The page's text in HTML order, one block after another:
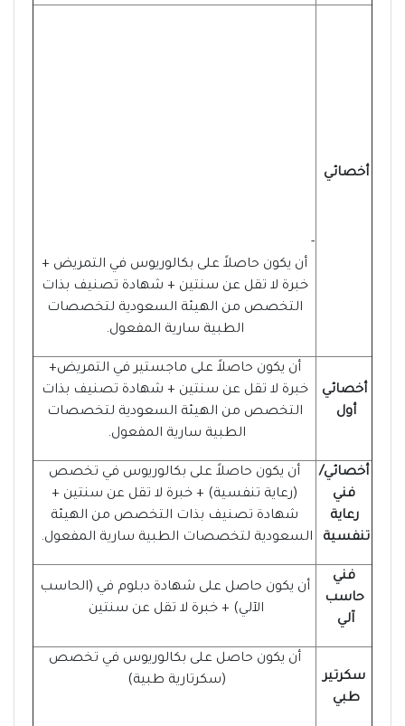
أخصائي
-
أن يكون حاصلاً على بكالوريوس في التمريض +
خبرة لا تقل عن سنتين + شهادة تصنيف بذات
التخصص من الهيئة السعودية لتخصصات
الطبية سارية المفعول.
أخصائي
أول
أن يكون حاصلاً على ماجستير في التمريض+
خبرة لا تقل عن سنتين + شهادة تصنيف بذات
التخصص من الهيئة السعودية لتخصصات
الطبية سارية المفعول.
أخصائي/
فني
رعاية
تنفسية
أن يكون حاصلاً على بكالوريوس في تخصص
(رعاية تنفسية) + خبرة لا تقل عن سنتين +
شهادة تصنيف بذات التخصص من الهيئة
السعودية لتخصصات الطبية سارية المفعول.
فني
حاسب
آلي
أن يكون حاصل على شهادة دبلوم في (الحاسب
الآلي) + خبرة لا تقل عن سنتين
سكرتير
طبي
أن يكون حاصل على بكالوريوس في تخصص
(سكرتارية طبية)